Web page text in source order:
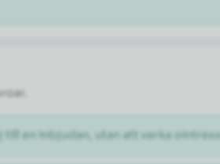
en inbjudan, utan att verka